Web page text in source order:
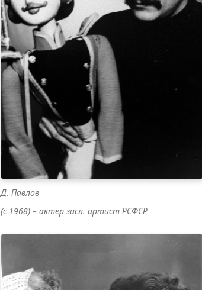
Д. Павлов
(с 1968) – актер засл. артист РСФСР